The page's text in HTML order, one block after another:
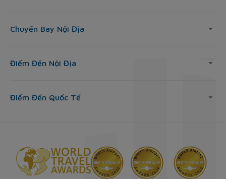
Chuyến Bay Nội Địa
Điểm Đến Nội Địa
Điểm Đến Quốc Tế